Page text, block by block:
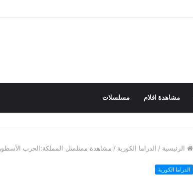
مشاهدة افلام مسلسلات
الرئيسية / الدراما الكورية / مشاهدة مسلسل المملكة:الحرب
الدراما الكورية